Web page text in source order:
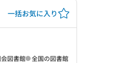
一括お気に入り
図書館 全国の図書館